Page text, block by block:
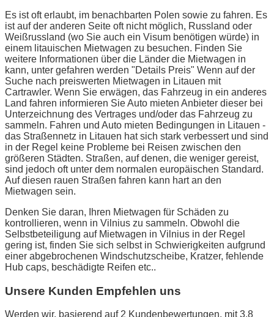
Es ist oft erlaubt, im benachbarten Polen sowie zu fahren. Es
ist auf der anderen Seite oft nicht möglich, Russland oder
Weißrussland (wo Sie auch ein Visum benötigen würde) in
einem litauischen Mietwagen zu besuchen. Finden Sie
weitere Informationen über die Länder die Mietwagen in
kann, unter gefahren werden "Details Preis" Wenn auf der
Suche nach preiswerten Mietwagen in Litauen mit
Cartrawler. Wenn Sie erwägen, das Fahrzeug in ein anderes
Land fahren informieren Sie Auto mieten Anbieter dieser bei
Unterzeichnung des Vertrages und/oder das Fahrzeug zu
sammeln. Fahren und Auto mieten Bedingungen in Litauen -
das Straßennetz in Litauen hat sich stark verbessert und sind
in der Regel keine Probleme bei Reisen zwischen den
größeren Städten. Straßen, auf denen, die weniger gereist,
sind jedoch oft unter dem normalen europäischen Standard.
Auf diesen rauen Straßen fahren kann hart an den
Mietwagen sein.
Denken Sie daran, Ihren Mietwagen für Schäden zu
kontrollieren, wenn in Vilnius zu sammeln. Obwohl die
Selbstbeteiligung auf Mietwagen in Vilnius in der Regel
gering ist, finden Sie sich selbst in Schwierigkeiten aufgrund
einer abgebrochenen Windschutzscheibe, Kratzer, fehlende
Hub caps, beschädigte Reifen etc..
Unsere Kunden Empfehlen uns
Werden wir, basierend auf 2 Kundenbewertungen, mit 3,8